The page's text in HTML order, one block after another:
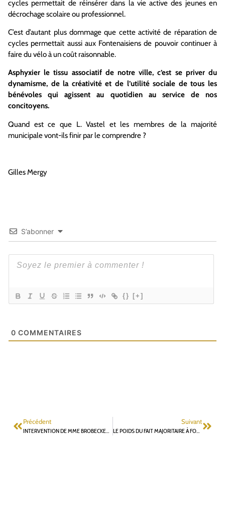
cycles permettait de réinsérer dans la vie active des jeunes en
décrochage scolaire ou professionnel.
C’est d’autant plus dommage que cette activité de réparation de
cycles permettait aussi aux Fontenaisiens de pouvoir continuer à
faire du vélo à un coût raisonnable.
Asphyxier le tissu associatif de notre ville, c’est se priver du
dynamisme, de la créativité et de l’utilité sociale de tous les
bénévoles qui agissent au quotidien au service de nos
concitoyens.
Quand est ce que L. Vastel et les membres de la majorité
municipale vont-ils finir par le comprendre ?
Gilles Mergy
S’abonner
{} [+]
0 COMMENTAIRES
Précédent
INTERVENTION DE MME BROBECKER AUX ASSISES DU RER B
Suivant
LE POIDS DU FAIT MAJORITAIRE À FONTENAY-AUX-ROSES ET SES DÉRIVES